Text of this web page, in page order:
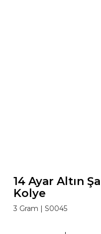
14 Ayar Altın
Kolye
3 Gram | S0045